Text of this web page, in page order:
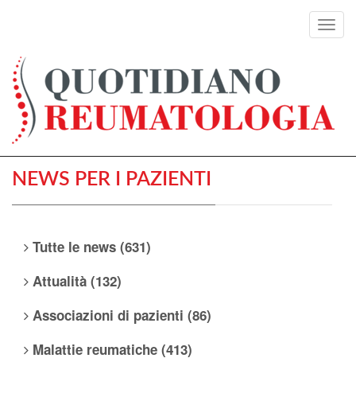
NEWS PER I PAZIENTI
Tutte le news (631)
Attualità (132)
Associazioni di pazienti (86)
Malattie reumatiche (413)